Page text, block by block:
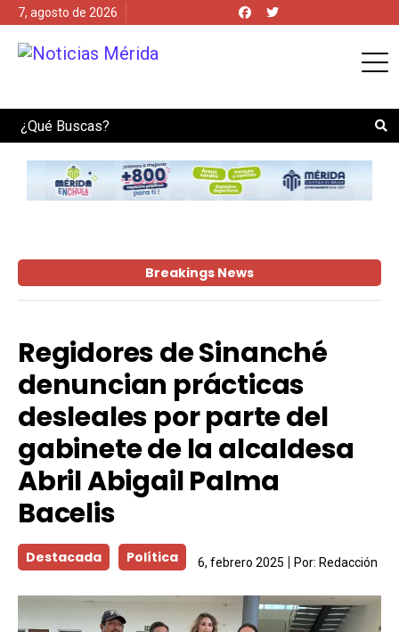
7, agosto de 2026
Search
Breakings News
Regidores de Sinanché
denuncian prácticas
desleales por parte del
gabinete de la alcaldesa
Abril Abigail Palma
Bacelis
Destacada Política 6, febrero 2025 Por: Redacción